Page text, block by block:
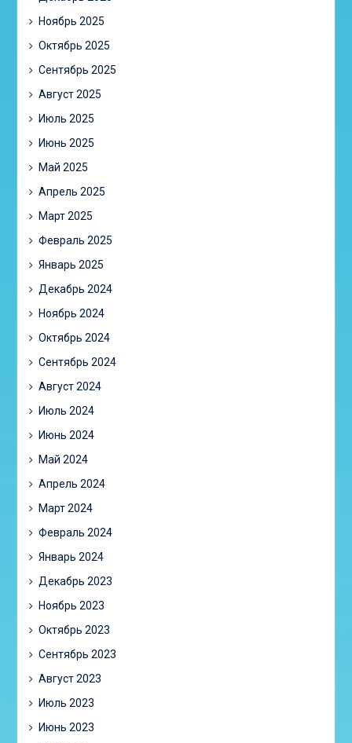
Ноябрь 2025
Октябрь 2025
Сентябрь 2025
Август 2025
Июль 2025
Июнь 2025
Май 2025
Апрель 2025
Март 2025
Февраль 2025
Январь 2025
Декабрь 2024
Ноябрь 2024
Октябрь 2024
Сентябрь 2024
Август 2024
Июль 2024
Июнь 2024
Май 2024
Апрель 2024
Март 2024
Февраль 2024
Январь 2024
Декабрь 2023
Ноябрь 2023
Октябрь 2023
Сентябрь 2023
Август 2023
Июль 2023
Июнь 2023